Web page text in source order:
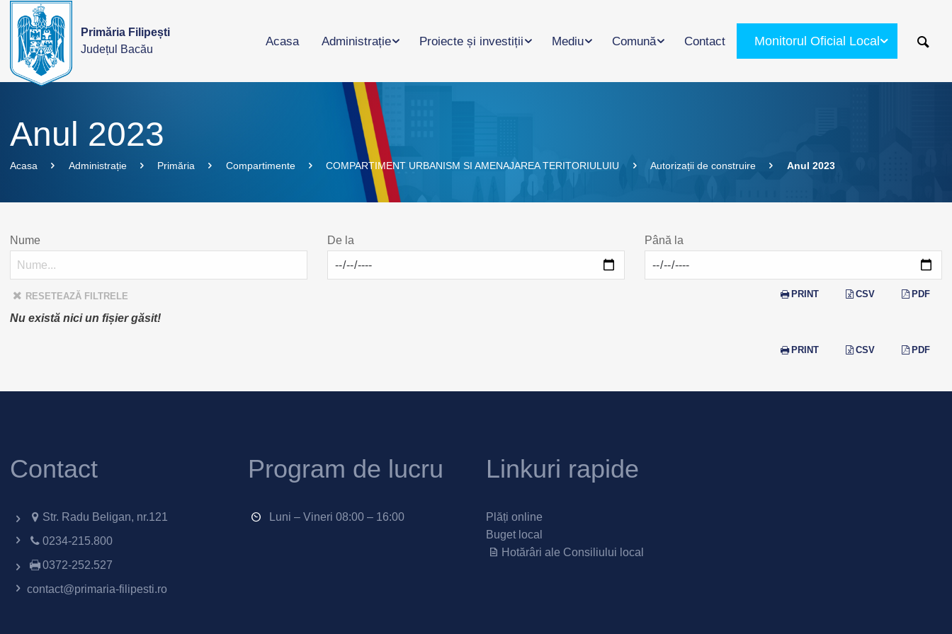
Primăria Filipești
Județul Bacău
Acasa Administrație Proiecte și investiții Mediu Comună Contact Monitorul Oficial Local
Anul 2023
Acasa Administrație Primăria Compartimente COMPARTIMENT URBANISM SI AMENAJAREA TERITORIULUIU Autorizații de construire Anul 2023
Nume De la Până la
RESETEAZĂ FILTRELE PRINT CSV PDF
Nu există nici un fișier găsit!
PRINT CSV PDF
Contact
Str. Radu Beligan, nr.121
0234-215.800
0372-252.527
contact@primaria-filipesti.ro
Program de lucru
Luni – Vineri 08:00 – 16:00
Linkuri rapide
Plăți online
Buget local
Hotărâri ale Consiliului local